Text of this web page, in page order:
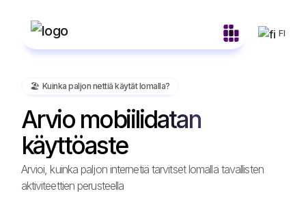
FI
🏖️️ Kuinka paljon nettiä käytät lomalla?
Arvio mobiilidatan
käyttöaste
Arvioi, kuinka paljon internetiä tarvitset lomalla tavallisten
aktiviteettien perusteella